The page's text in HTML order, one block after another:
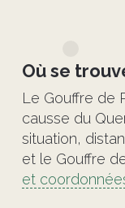
Où se
Le Gouffre de
causse du
situation,
et le Gouffre
et